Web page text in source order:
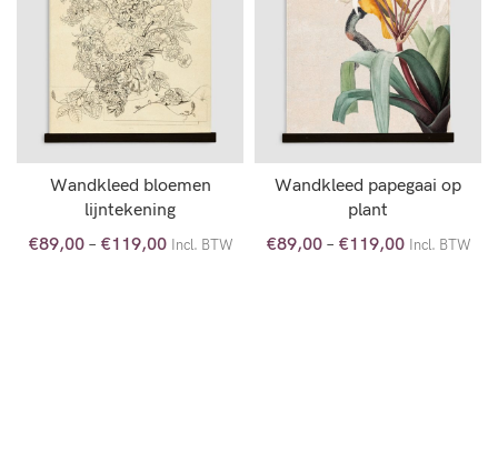
Wandkleed bloemen
lijntekening
€89,00– €119,00 Incl. BTW
Wandkleed papegaai op
plant
€89,00– €119,00 Incl. BTW